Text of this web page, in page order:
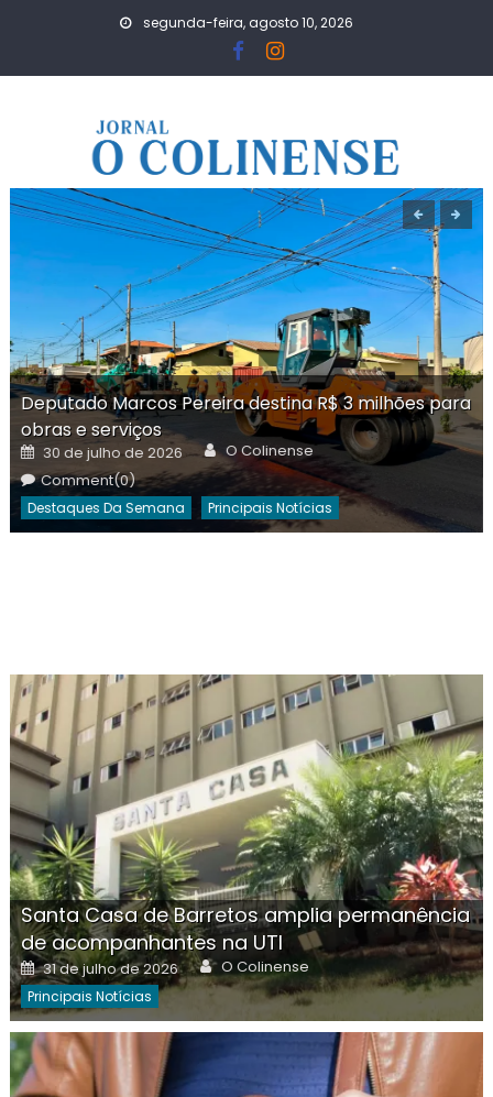
segunda-feira, agosto 10, 2026
Deputado Marcos Pereira destina R$ 3 milhões para
obras e serviços
Posted
on
30 de julho de 2026 Author
O Colinense
Comment(0)
Destaques Da Semana Principais Notícias
Santa Casa de Barretos amplia permanência
de acompanhantes na UTI
Posted
on
31 de julho de 2026 Author
O Colinense
Principais Notícias